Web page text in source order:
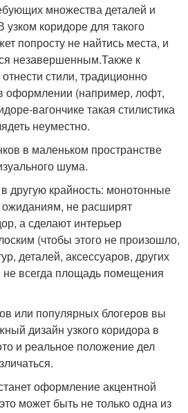
множества деталей и
коридоре для такого
попросту не найтись места, и
незавершенным.Также к
стили, традиционно
оформлении (например, лофт,
вагончике такая стилистика
неуместно.
в маленьком пространстве
шума.
другую крайность: монотонные
не расширят
а сделают интерьер
(чтобы этого не произошло,
деталей, аксессуаров, других
не всегда площадь помещения
или популярных блогеров вы
дизайн узкого коридора в
и реальное положение дел
оформление акцентной
может быть не только одна из